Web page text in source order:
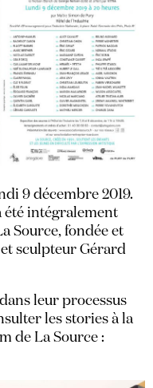
9 décembre 2019.
été intégralement
Source, fondée et
sculpteur Gérard
leur processus
les stories à la
de La Source :